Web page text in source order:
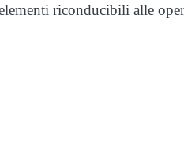
riconducibili alle